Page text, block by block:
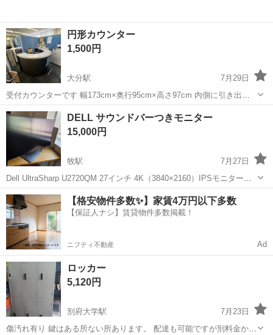
円形カウンター
1,500円
大分駅
7月29日
受付カウンターです 幅173cm×奥行95cm×高さ97cm 内側に引き出し
もあります。 丈夫な作りで簡単に分解は出来そうにないですが大人が
2人くらい載っても壊れそうにありません。
大分 大分市 大分駅 オフィス用家具 カウンター
DELL サウンドバーつきモニター
15,000円
牧駅
7月27日
Dell UltraSharp U2720QM 27インチ 4K（3840×2160）IPSモニターで
す。 【スペック】 ・画面サイズ：27インチ ・解像度：4K
UHD（3840×2160） ・パネル：IPS ・リフレッシ...
大分 大分市 牧駅 オフィス用家具
【格安物件多数✨】家賃4万円以下多数
【保証人ナシ】賃貸物件多数掲載！
ニフティ不動産 Ad
ロッカー
5,120円
別府大学駅
7月23日
傷汚れ有り 鍵はある所ない所あります。 配達も可能ですが別料金かか